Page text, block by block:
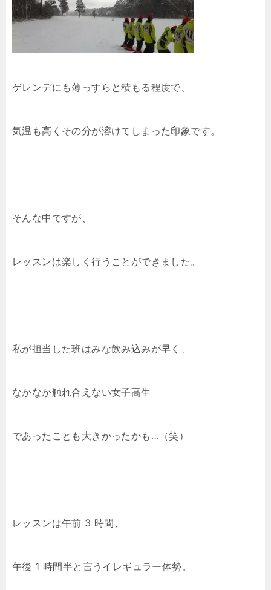
ゲレンデにも薄っすらと積もる程度で、
気温も高くその分が溶けてしまった印象です。
そんな中ですが、
レッスンは楽しく行うことができました。
私が担当した班はみな飲み込みが早く、
なかなか触れ合えない女子高生
であったことも大きかったかも…（笑）
レッスンは午前 3 時間、
午後 1 時間半と言うイレギュラー体勢。